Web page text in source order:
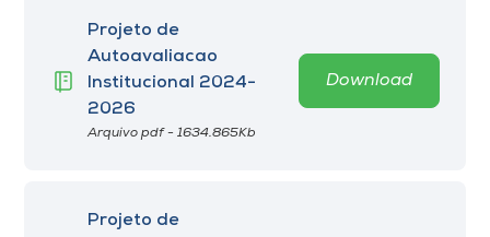
Diplomados
Projeto de
Autoavaliacao
Institucional 2024-
2026
Arquivo pdf - 1634.865Kb
Download
Projeto de